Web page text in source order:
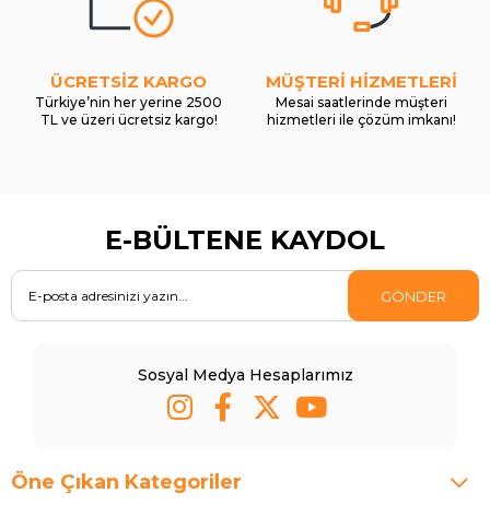
ÜCRETSİZ KARGO
Türkiye’nin her yerine 2500
TL ve üzeri ücretsiz kargo!
MÜŞTERİ HİZMETLERİ
Mesai saatlerinde müşteri
hizmetleri ile çözüm imkanı!
E-BÜLTENE KAYDOL
GÖNDER
Sosyal Medya Hesaplarımız
Öne Çıkan Kategoriler